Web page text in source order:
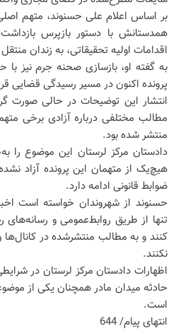
بر اساس اعلام علی حسنوند، متهم
همدستانش با دستور بازپرس
اقدامات اولیه تحقیقاتی، به زندان
به گفته او، بازسازی صحنه جرم نیز
پرونده اکنون در مسیر رسیدگی قضایی
انتشار این توضیحات در حالی صورت
مطالب مختلفی درباره آزادی برخی
منتشر شده بود.
دادستان مرکز لرستان این موضوع را
هیچ‌یک از متهمان این پرونده آزاد
ضوابط قانونی ادامه دارد.
حسنوند از شهروندان خواسته است
تنها از طریق روابط‌عمومی و
کنند و به مطالب منتشرشده در
نکنند.
اظهارات دادستان مرکز لرستان در
حادثه میدان مادر همچنان یکی از
است.
انتهای پیام/ 644